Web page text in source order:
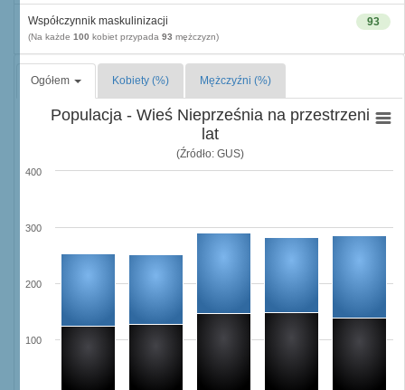
93
Współczynnik maskulinizacji
(Na każde 100 kobiet przypada 93 mężczyzn)
Ogółem Kobiety (%) Mężczyźni (%)
Populacja - Wieś Nieprześnia na przestrzeni
lat
(Źródło: GUS)
100
200
300
400